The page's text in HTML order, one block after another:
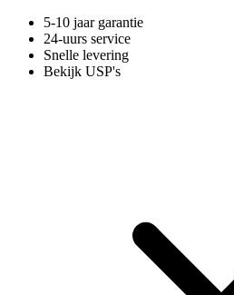
5-10 jaar garantie
24-uurs service
Snelle levering
Bekijk USP's